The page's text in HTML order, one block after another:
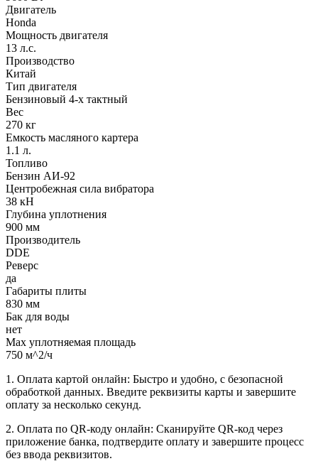
Двигатель
Honda
Мощность двигателя
13 л.с.
Производство
Китай
Тип двигателя
Бензиновый 4-х тактный
Вес
270 кг
Емкость масляного картера
1.1 л.
Топливо
Бензин АИ-92
Центробежная сила вибратора
38 кН
Глубина уплотнения
900 мм
Производитель
DDE
Реверс
да
Габариты плиты
830 мм
Бак для воды
нет
Max уплотняемая площадь
750 м^2/ч
1. Оплата картой онлайн: Быстро и удобно, с безопасной
обработкой данных. Введите реквизиты карты и завершите
оплату за несколько секунд.
2. Оплата по QR-коду онлайн: Сканируйте QR-код через
приложение банка, подтвердите оплату и завершите процесс
без ввода реквизитов.